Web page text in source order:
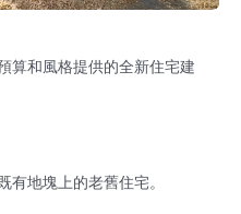
算和風格提供的全新住宅建
有地塊上的老舊住宅。